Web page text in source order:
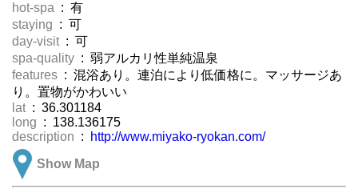
hot-spa : 有
staying : 可
day-visit : 可
spa-quality : 弱アルカリ性単純温泉
features : 混浴あり。連泊により低価格に。マッサージあ
り。置物がかわいい
lat : 36.301184
long : 138.136175
description :
http://www.miyako-ryokan.com/
Show Map